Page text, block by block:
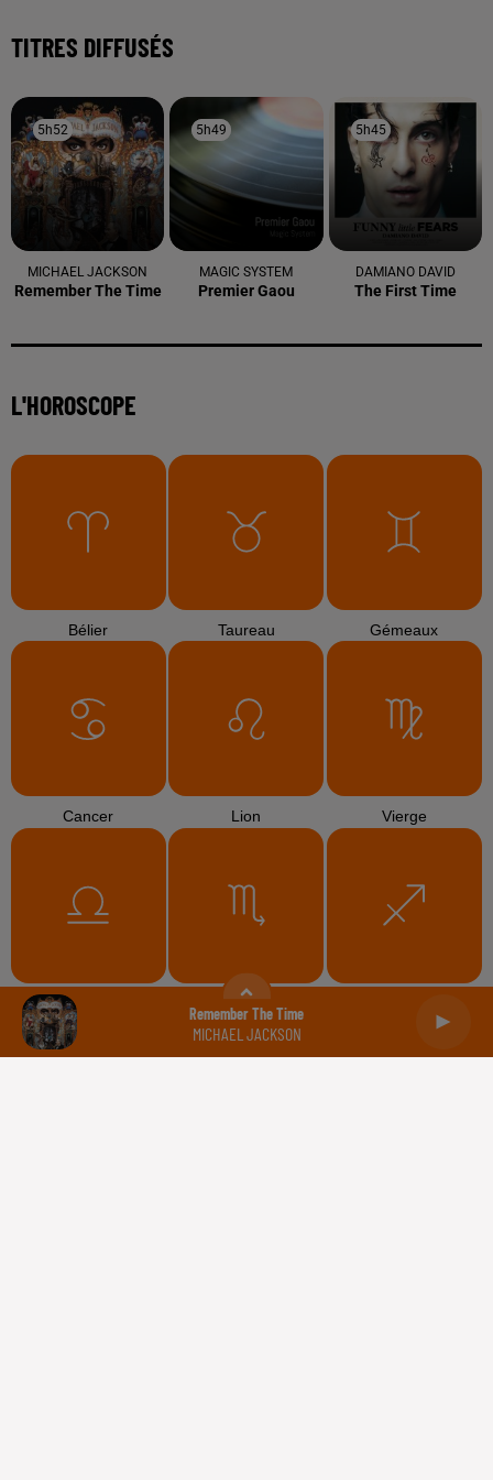
Remember The Time
MICHAEL JACKSON
TITRES DIFFUSÉS
5h52
5h52
MICHAEL JACKSON
Remember The Time
5h49
5h49
MAGIC SYSTEM
Premier Gaou
5h45
5h45
DAMIANO DAVID
The First Time
L'HOROSCOPE
Bélier Taureau Gémeaux
Cancer Lion Vierge
Balance Scorpion